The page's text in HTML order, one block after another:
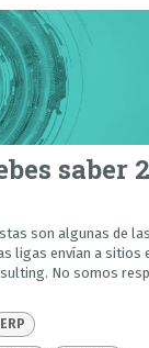
saber
son algunas de
ligas envían a sitios
No somos
ERP